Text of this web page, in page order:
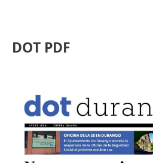
DOT PDF